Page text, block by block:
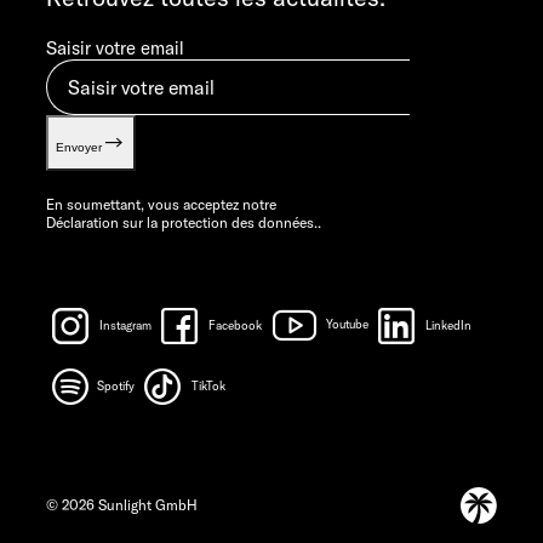
Saisir votre email
Envoyer
En soumettant, vous acceptez notre
Déclaration sur la protection des données..
Instagram Facebook Youtube LinkedIn
Spotify TikTok
© 2026 Sunlight GmbH